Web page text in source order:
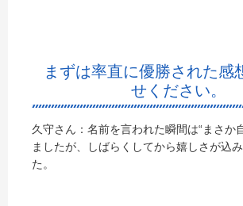
まずは率直に優勝された感
せください。
久守さん：名前を言われた瞬間は“まさか
ましたが、しばらくしてから嬉しさが込
た。